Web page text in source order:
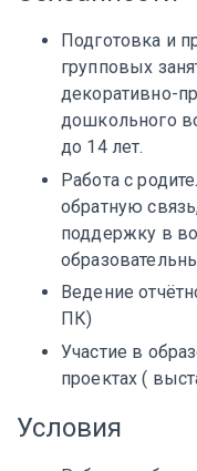
Подготовка и
групповых
декоративно-
дошкольного
до 14 лет.
Работа с
обратную
поддержку в
Ведение
ПК)
Участие в
проектах (
Условия